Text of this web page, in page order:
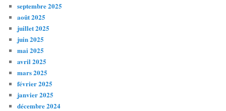
septembre 2025
août 2025
juillet 2025
juin 2025
mai 2025
avril 2025
mars 2025
février 2025
janvier 2025
décembre 2024